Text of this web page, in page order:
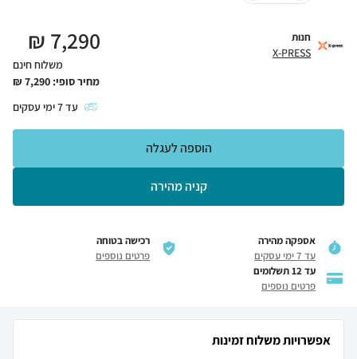
חנות
X-PRESS
7,290
₪
משלוח חינם
מחיר סופי: 7,290
₪
עד7ימי עסקים
קניה מהירה
הוספה לעגלה
אספקה מהירה
עד 7 ימי עסקים
רכישה בטוחה
פרטים נוספים
עד 12 תשלומים
פרטים נוספים
אפשרויות משלוח זמינות